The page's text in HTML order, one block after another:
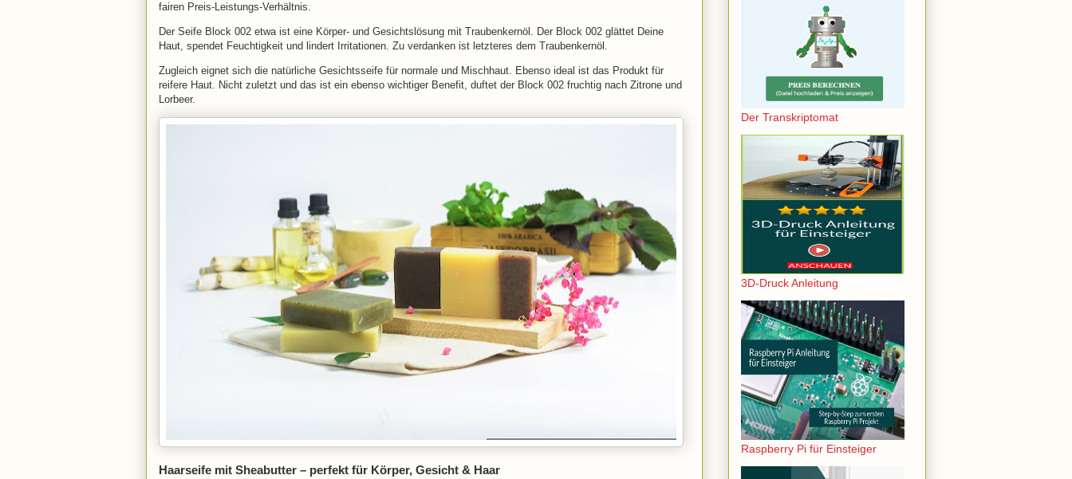
fairen Preis-Leistungs-Verhältnis.
Der Seife Block 002 etwa ist eine Körper- und Gesichtslösung mit Traubenkernöl. Der Block 002 glättet Deine
Haut, spendet Feuchtigkeit und lindert Irritationen. Zu verdanken ist letzteres dem Traubenkernöl.
Zugleich eignet sich die natürliche Gesichtsseife für normale und Mischhaut. Ebenso ideal ist das Produkt für
reifere Haut. Nicht zuletzt und das ist ein ebenso wichtiger Benefit, duftet der Block 002 fruchtig nach Zitrone und
Lorbeer.
Haarseife mit Sheabutter – perfekt für Körper, Gesicht & Haar
Der Transkriptomat
3D-Druck Anleitung
Raspberry Pi für Einsteiger